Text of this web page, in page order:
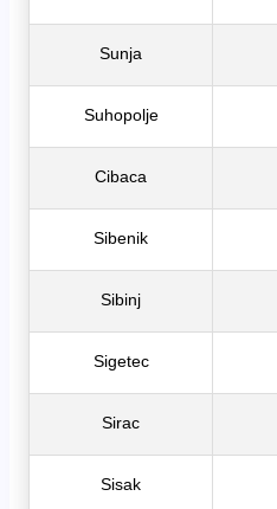
Sunja
Suhopolje
Cibaca
Sibenik
Sibinj
Sigetec
Sirac
Sisak